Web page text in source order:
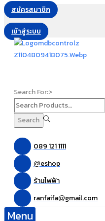
สมัครสมาชิก
เข้าสู่ระบบ
Search For:>
Search
089 121 1111
@eshop
ร้านไฟฟ้า
ranfaifa@gmail.com
Menu